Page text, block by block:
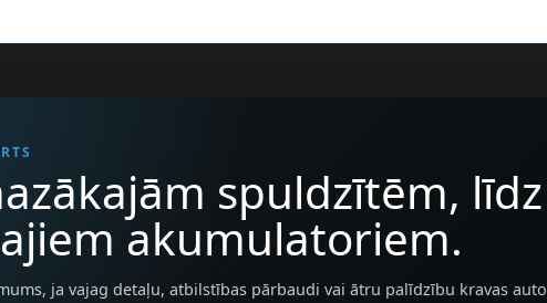
spuldzītēm, līdz
akumulatoriem.
ja vajag detaļu, atbilstības pārbaudi vai ātru palīdzību kravas auto